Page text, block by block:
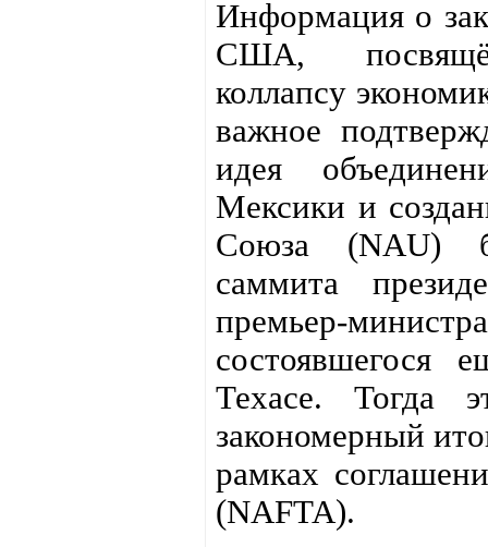
Информация о
США,
коллапсу
важное
идея
Мексики и
Союза (NAU)
саммита
премьер-
Техасе. Тогда
закономерный
рамках
(NAFTA).